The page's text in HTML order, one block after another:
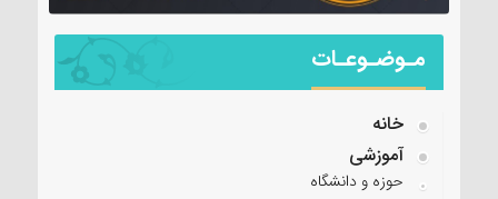
مـوضـوعـات
خانه
آموزشی
حوزه و دانشگاه